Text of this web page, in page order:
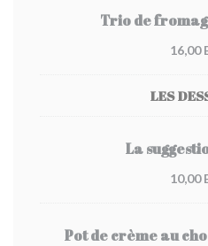
Trio de
16,00
LES
La
10,00
Pot de crème au